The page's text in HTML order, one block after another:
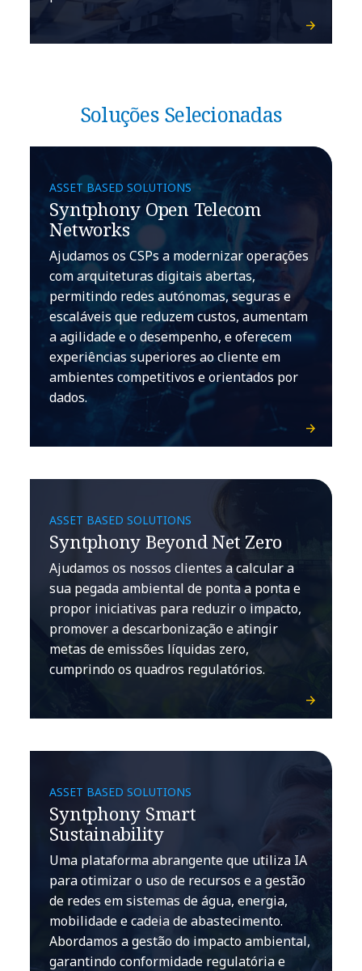
Soluções Selecionadas
ASSET BASED SOLUTIONS
Syntphony Open Telecom
Networks
Ajudamos os CSPs a modernizar operações
com arquiteturas digitais abertas,
permitindo redes autónomas, seguras e
escaláveis que reduzem custos, aumentam
a agilidade e o desempenho, e oferecem
experiências superiores ao cliente em
ambientes competitivos e orientados por
dados.
ASSET BASED SOLUTIONS
Syntphony Beyond Net Zero
Ajudamos os nossos clientes a calcular a
sua pegada ambiental de ponta a ponta e
propor iniciativas para reduzir o impacto,
promover a descarbonização e atingir
metas de emissões líquidas zero,
cumprindo os quadros regulatórios.
ASSET BASED SOLUTIONS
Syntphony Smart
Sustainability
Uma plataforma abrangente que utiliza IA
para otimizar o uso de recursos e a gestão
de redes em sistemas de água, energia,
mobilidade e cadeia de abastecimento.
Abordamos a gestão do impacto ambiental,
garantindo conformidade regulatória e